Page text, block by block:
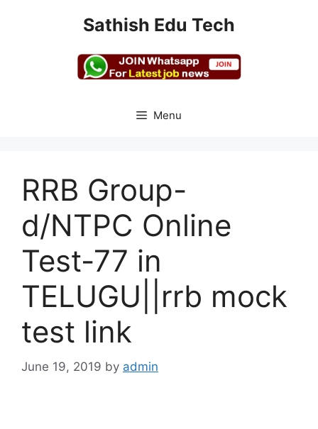
Sathish Edu Tech
Menu
RRB Group-
d/NTPC Online
Test-77 in
TELUGU||rrb mock
test link
June 19, 2019 by admin